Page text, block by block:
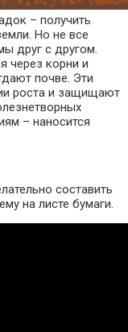
– получить
Но не все
друг с другом.
через корни и
почве. Эти
роста и защищают
– наносится
составить
на листе бумаги.